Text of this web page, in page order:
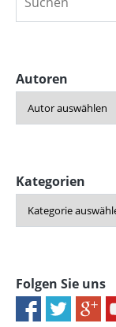
Autoren
Kategorien
Folgen Sie uns